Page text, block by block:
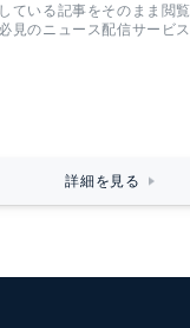
ている記事をそのまま閲覧
見のニュース配信サービス
詳細を見る